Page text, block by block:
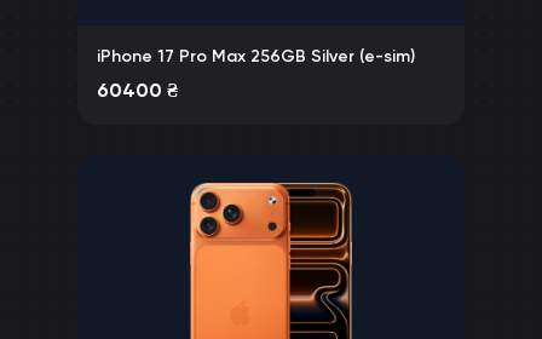
iPhone 17 Pro Max 256GB Silver (e-sim)
60400 ₴